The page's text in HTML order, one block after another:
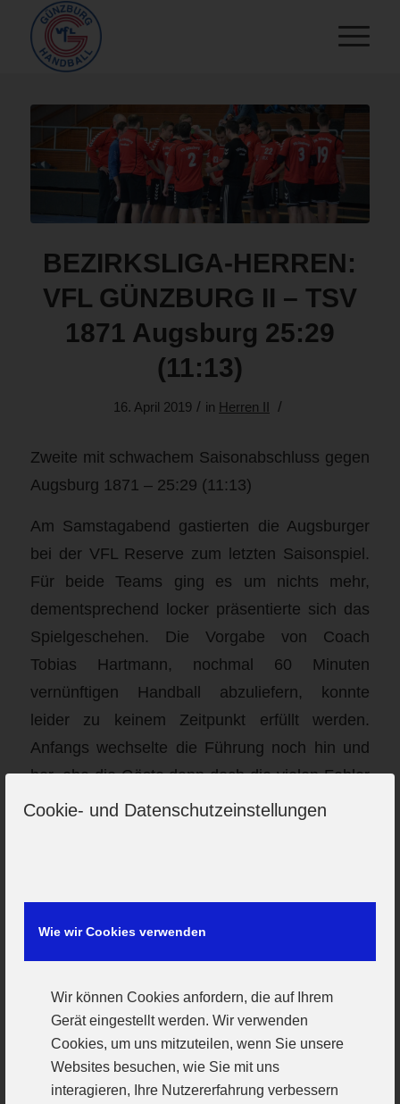
Cookie- und Datenschutzeinstellungen
Wie wir Cookies verwenden
Wir können Cookies anfordern, die auf Ihrem
Gerät eingestellt werden. Wir verwenden
Cookies, um uns mitzuteilen, wenn Sie unsere
Websites besuchen, wie Sie mit uns
interagieren, Ihre Nutzererfahrung verbessern
BEZIRKSLIGA-HERREN:
VFL GÜNZBURG II – TSV
1871 Augsburg 25:29
(11:13)
16. April 2019 / in Herren II /
Zweite mit schwachem Saisonabschluss gegen
Augsburg 1871 – 25:29 (11:13)
Am Samstagabend gastierten die Augsburger
bei der VFL Reserve zum letzten Saisonspiel.
Für beide Teams ging es um nichts mehr,
dementsprechend locker präsentierte sich das
Spielgeschehen. Die Vorgabe von Coach
Tobias Hartmann, nochmal 60 Minuten
vernünftigen Handball abzuliefern, konnte
leider zu keinem Zeitpunkt erfüllt werden.
Anfangs wechselte die Führung noch hin und
her, ehe die Gäste dann doch die vielen Fehler
der Gastgeber ausnutzten. Im Angriff rannte
11:13.
Verbesserung. Jedesmal wenn die Weinroten
näher herankamen(16:17), reihten sich wieder
viele Fehler ins bedeutungslose Spiel. Das
Spiel und somit die Saison plätscherte dem